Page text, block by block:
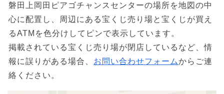
磐田上岡田ピアゴチャンスセンターの場所を地図の中
心に配置し、周辺にある宝くじ売り場と宝くじが買え
るATMを色分けしてピンで表示しています。
掲載されている宝くじ売り場が閉店しているなど、情
報に誤りがある場合、 お問い合わせフォームからご連
絡ください。